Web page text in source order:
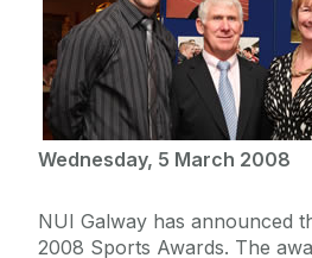
Wednesday, 5 March 2008
NUI Galway has announced
2008 Sports Awards. The